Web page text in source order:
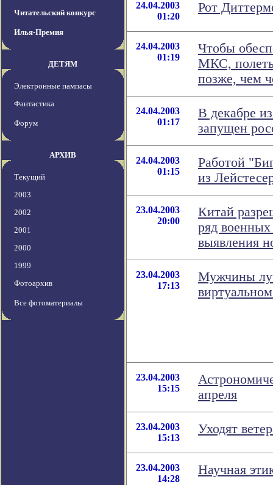
Читательский конкурс
Илья-Премия
ДЕТЯМ
Электронные пампасы
Фантастика
Форум
АРХИВ
Текущий
2003
2002
2001
2000
1999
Фотоархив
Все фотоматериалы
24.04.2003
01:20
Рот
24.04.2003
01:19
Чтобы
МКС, полеты
позже, чем
24.04.2003
01:17
В декабре
запущен
24.04.2003
01:15
Работой
из
23.04.2003
20:00
Китай
ряд
выявления
23.04.2003
17:13
Мужчины
23.04.2003
15:15
апреля
23.04.2003
15:13
Уходят
23.04.2003
14:28
Научная